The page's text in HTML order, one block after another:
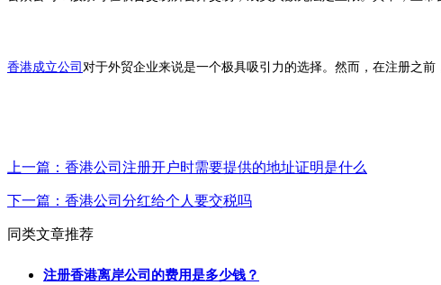
香港成立公司 对于外贸企业来说是一个极具吸引力的选择。然而，在注册之
上一篇： 香港公司注册开户时需要提供的地址证明是什么
下一篇： 香港公司分红给个人要交税吗
同类文章推荐
注册香港离岸公司的费用是多少钱？